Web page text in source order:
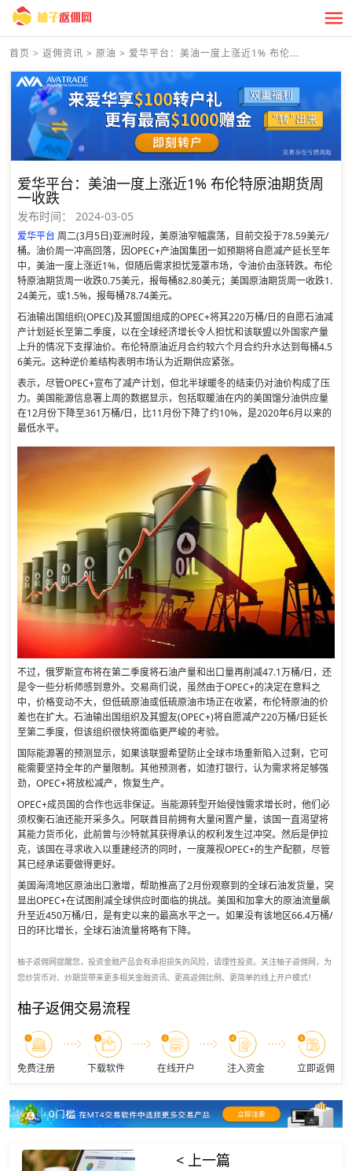
首页 > 返佣资讯 > 原油 > 爱华平台：美油一度上涨近1% 布伦...
爱华平台：美油一度上涨近1% 布伦特原油期货周
一收跌
发布时间： 2024-03-05
爱华平台 周二(3月5日)亚洲时段，美原油窄幅震荡，目前交投于78.59美元/
桶。油价周一冲高回落，因OPEC+产油国集团一如预期将自愿减产延长至年
中，美油一度上涨近1%，但随后需求担忧笼罩市场，令油价由涨转跌。布伦
特原油期货周一收跌0.75美元，报每桶82.80美元；美国原油期货周一收跌1.
24美元，或1.5%，报每桶78.74美元。
石油输出国组织(OPEC)及其盟国组成的OPEC+将其220万桶/日的自愿石油减
产计划延长至第二季度，以在全球经济增长令人担忧和该联盟以外国家产量
上升的情况下支撑油价。布伦特原油近月合约较六个月合约升水达到每桶4.5
6美元。这种逆价差结构表明市场认为近期供应紧张。
表示，尽管OPEC+宣布了减产计划，但北半球暖冬的结束仍对油价构成了压
力。美国能源信息署上周的数据显示，包括取暖油在内的美国馏分油供应量
在12月份下降至361万桶/日，比11月份下降了约10%，是2020年6月以来的
最低水平。
不过，俄罗斯宣布将在第二季度将石油产量和出口量再削减47.1万桶/日，还
是令一些分析师感到意外。交易商们说，虽然由于OPEC+的决定在意料之
中，价格变动不大，但低硫原油或低硫原油市场正在收紧，布伦特原油的价
差也在扩大。石油输出国组织及其盟友(OPEC+)将自愿减产220万桶/日延长
至第二季度，但该组织很快将面临更严峻的考验。
国际能源署的预测显示，如果该联盟希望防止全球市场重新陷入过剩，它可
能需要坚持全年的产量限制。其他预测者，如渣打银行，认为需求将足够强
劲，OPEC+将放松减产，恢复生产。
OPEC+成员国的合作也远非保证。当能源转型开始侵蚀需求增长时，他们必
须权衡石油还能开采多久。阿联酋目前拥有大量闲置产量，该国一直渴望将
其能力货币化，此前曾与沙特就其获得承认的权利发生过冲突。然后是伊拉
克，该国在寻求收入以重建经济的同时，一度蔑视OPEC+的生产配额，尽管
其已经承诺要做得更好。
美国海湾地区原油出口激增，帮助推高了2月份观察到的全球石油发货量，突
显出OPEC+在试图削减全球供应时面临的挑战。美国和加拿大的原油流量飙
升至近450万桶/日，是有史以来的最高水平之一。如果没有该地区66.4万桶/
日的环比增长，全球石油流量将略有下降。
柚子返佣网提醒您，投资金融产品会有承担损失的风险，请理性投资。关注柚子返佣网，为
您炒货币对、炒期货带来更多相关金融资讯、更高返佣比例、更简单的线上开户模式！
柚子返佣交易流程
免费注册 下载软件 在线开户 注入资金 立即返佣
< 上一篇